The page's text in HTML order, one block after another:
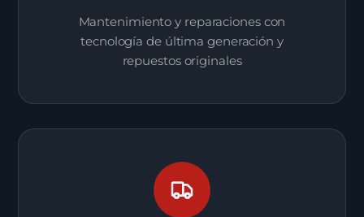
Mantenimiento y reparaciones con
tecnología de última generación y
repuestos originales